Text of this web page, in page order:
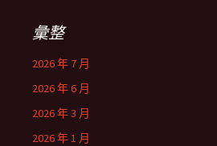
彙整
2026 年 7 月
2026 年 6 月
2026 年 3 月
2026 年 1 月